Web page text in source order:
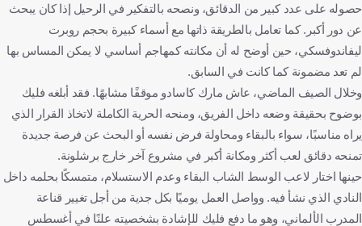
حصوله على عدد كبير من الدقائق، ونصحه بالتفكير في الرحيل إذا كان يبحث
عن دور أكبر. كما تعامل بالطريقة ذاتها مع أسماء كبيرة بحجم روبرت
ليفاندوفسكي، حين أوضح له أن مكانته كمهاجم أساسي لا يمكن المساس بها
لم تعد مضمونة كما كانت في السابق.
وخلال الصيف الماضي، عاش مارك كاسادو موقفًا مشابهًا. فقد أبلغه فليك
بوضوح بحقيقة وضعه داخل الفريق، ومنحه الحرية الكاملة لاتخاذ القرار الذي
يراه مناسبًا، سواء بالبقاء ومحاولة فرض نفسه أو البحث عن فرصة جديدة
تمنحه دقائق لعب أكثر ومكانة أكبر في مشروع آخر خارج برشلونة.
حينها اختار لاعب الوسط الشاب البقاء وعدم الاستسلام، متمسكًا بحلمه داخل
النادي الذي نشأ فيه. وواصل العمل يوميًا بكل جدية من أجل تغيير قناعة
المدرب الألماني، وهو ما دفع فليك للإشادة بشخصيته علنًا في أغسطس